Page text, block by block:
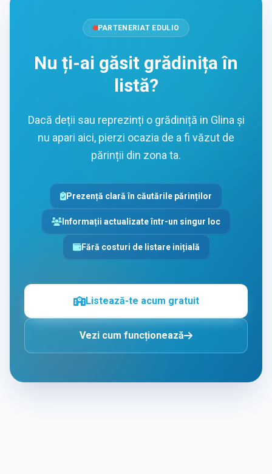
PARTENERIAT EDULIO
Nu ți-ai găsit grădinița în
listă?
Dacă deții sau reprezinți o grădiniță in Glina și
nu apari aici, pierzi ocazia de a fi văzut de
părinții din zona ta.
Prezență clară în căutările părinților
Informații actualizate într-un singur loc
Fără costuri de listare inițială
Listează-te acum gratuit
Vezi cum funcționează